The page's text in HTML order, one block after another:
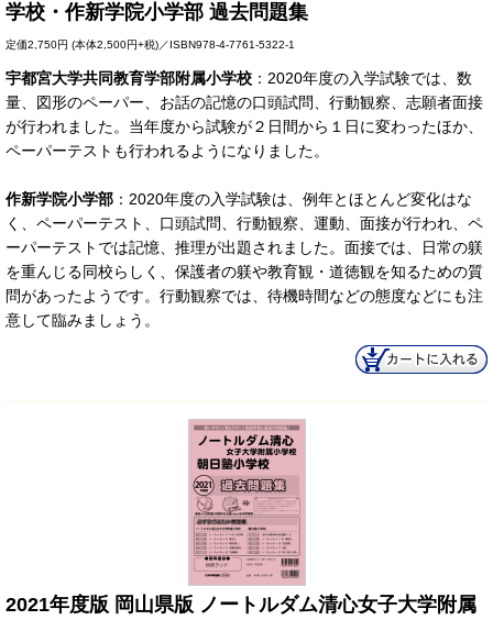
学校・作新学院小学部 過去問題集
定価2,750円 (本体2,500円+税)／ISBN978-4-7761-5322-1
宇都宮大学共同教育学部附属小学校 ：2020年度の入学試験では、数
量、図形のペーパー、お話の記憶の口頭試問、行動観察、志願者面接
が行われました。当年度から試験が２日間から１日に変わったほか、
ペーパーテストも行われるようになりました。
作新学院小学部 ：2020年度の入学試験は、例年とほとんど変化はな
く、ペーパーテスト、口頭試問、行動観察、運動、面接が行われ、ペ
ーパーテストでは記憶、推理が出題されました。面接では、日常の躾
を重んじる同校らしく、保護者の躾や教育観・道徳観を知るための質
問があったようです。行動観察では、待機時間などの態度などにも注
意して臨みましょう。
2021年度版 岡山県版 ノートルダム清心女子大学附属